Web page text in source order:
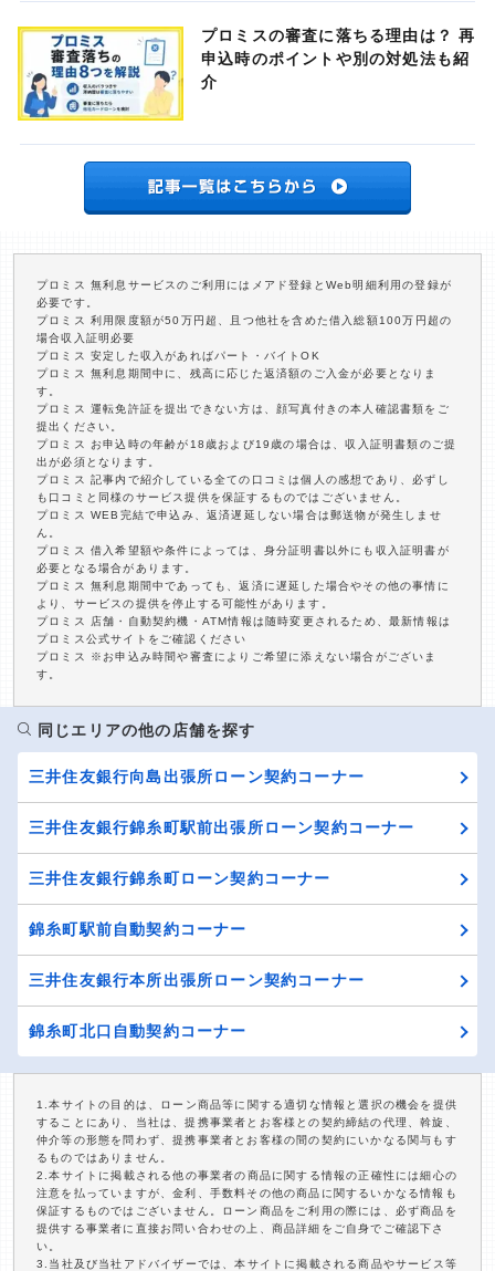
プロミスの審査に落ちる理由は？ 再
申込時のポイントや別の対処法も紹
介
プロミス 無利息サービスのご利用にはメアド登録とWeb明細利用の登録が
必要です。
プロミス 利用限度額が50万円超、且つ他社を含めた借入総額100万円超の
場合収入証明必要
プロミス 安定した収入があればパート・バイトOK
プロミス 無利息期間中に、残高に応じた返済額のご入金が必要となりま
す。
プロミス 運転免許証を提出できない方は、顔写真付きの本人確認書類をご
提出ください。
プロミス お申込時の年齢が18歳および19歳の場合は、収入証明書類のご提
出が必須となります。
プロミス 記事内で紹介している全ての口コミは個人の感想であり、必ずし
も口コミと同様のサービス提供を保証するものではございません。
プロミス WEB完結で申込み、返済遅延しない場合は郵送物が発生しませ
ん。
プロミス 借入希望額や条件によっては、身分証明書以外にも収入証明書が
必要となる場合があります。
プロミス 無利息期間中であっても、返済に遅延した場合やその他の事情に
より、サービスの提供を停止する可能性があります。
プロミス 店舗・自動契約機・ATM情報は随時変更されるため、最新情報は
プロミス公式サイトをご確認ください
プロミス ※お申込み時間や審査によりご希望に添えない場合がございま
す。
同じエリアの他の店舗を探す
三井住友銀行向島出張所ローン契約コーナー
三井住友銀行錦糸町駅前出張所ローン契約コーナー
三井住友銀行錦糸町ローン契約コーナー
錦糸町駅前自動契約コーナー
三井住友銀行本所出張所ローン契約コーナー
錦糸町北口自動契約コーナー
1.本サイトの目的は、ローン商品等に関する適切な情報と選択の機会を提供
することにあり、当社は、提携事業者とお客様との契約締結の代理、斡旋、
仲介等の形態を問わず、提携事業者とお客様の間の契約にいかなる関与もす
るものではありません。
2.本サイトに掲載される他の事業者の商品に関する情報の正確性には細心の
注意を払っていますが、金利、手数料その他の商品に関するいかなる情報も
保証するものではございません。ローン商品をご利用の際には、必ず商品を
提供する事業者に直接お問い合わせの上、商品詳細をご自身でご確認下さ
い。
3.当社及び当社アドバイザーでは、本サイトに掲載される商品やサービス等